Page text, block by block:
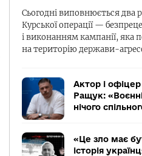
Сьогодні виповнюється два
Курської операції —
і виконанням кампанії, яка
на територію держави-
Актор і
Ращук:
нічого
«Це зло має
історія